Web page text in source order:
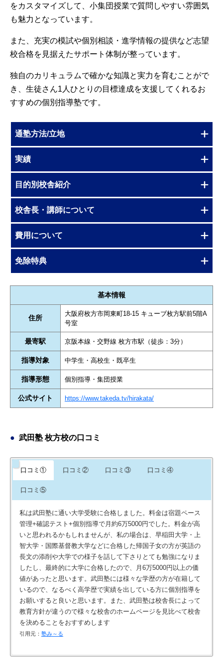
をカスタマイズして、小集団授業で質問しやすい雰囲気
も魅力となっています。
また、充実の模試や個別相談・進学情報の提供など志望
校合格を見据えたサポート体制が整っています。
独自のカリキュラムで確かな知識と実力を育むことがで
き、生徒さん1人ひとりの目標達成を支援してくれるお
すすめの個別指導塾です。
通塾方法/立地
実績
目的別校舎紹介
校舎長・講師について
費用について
免除特典
基本情報
住所
大阪府枚方市岡東町18-15 キューブ枚方駅前5階A
号室
最寄駅 京阪本線・交野線 枚方市駅（徒歩：3分）
指導対象 中学生・高校生・既卒生
指導形態 個別指導・集団授業
公式サイト https://www.takeda.tv/hirakata/
武田塾 枚方校の口コミ
口コミ① 口コミ② 口コミ③ 口コミ④
口コミ⑤
私は武田塾に通い大学受験に合格しました。料金は宿題ペース
管理+確認テスト+個別指導で月約6万5000円でした。料金が高
いと思われるかもしれませんが、私の場合は、早稲田大学・上
智大学・国際基督教大学などに合格した帰国子女の方が英語の
長文の添削や大学での様子を話して下さりとても勉強になりま
したし、最終的に大学に合格したので、月6万5000円以上の価
値があったと思います。武田塾には様々な学歴の方が在籍して
いるので、なるべく高学歴で実績を出している方に個別指導を
お願いすると良いと思います。また、武田塾は校舎長によって
教育方針が違うので様々な校舎のホームページを見比べて校舎
を決めることをおすすめします
引用元： 塾み～る